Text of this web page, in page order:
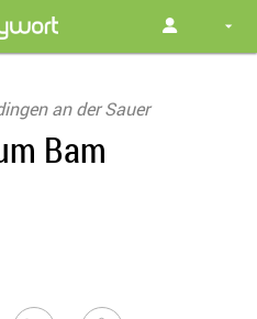
an der Sauer
Bam